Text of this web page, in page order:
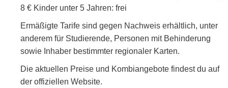
8 € Kinder unter 5 Jahren: frei
Ermäßigte Tarife sind gegen Nachweis erhältlich, unter
anderem für Studierende, Personen mit Behinderung
sowie Inhaber bestimmter regionaler Karten.
Die aktuellen Preise und Kombiangebote findest du auf
der offiziellen Website.